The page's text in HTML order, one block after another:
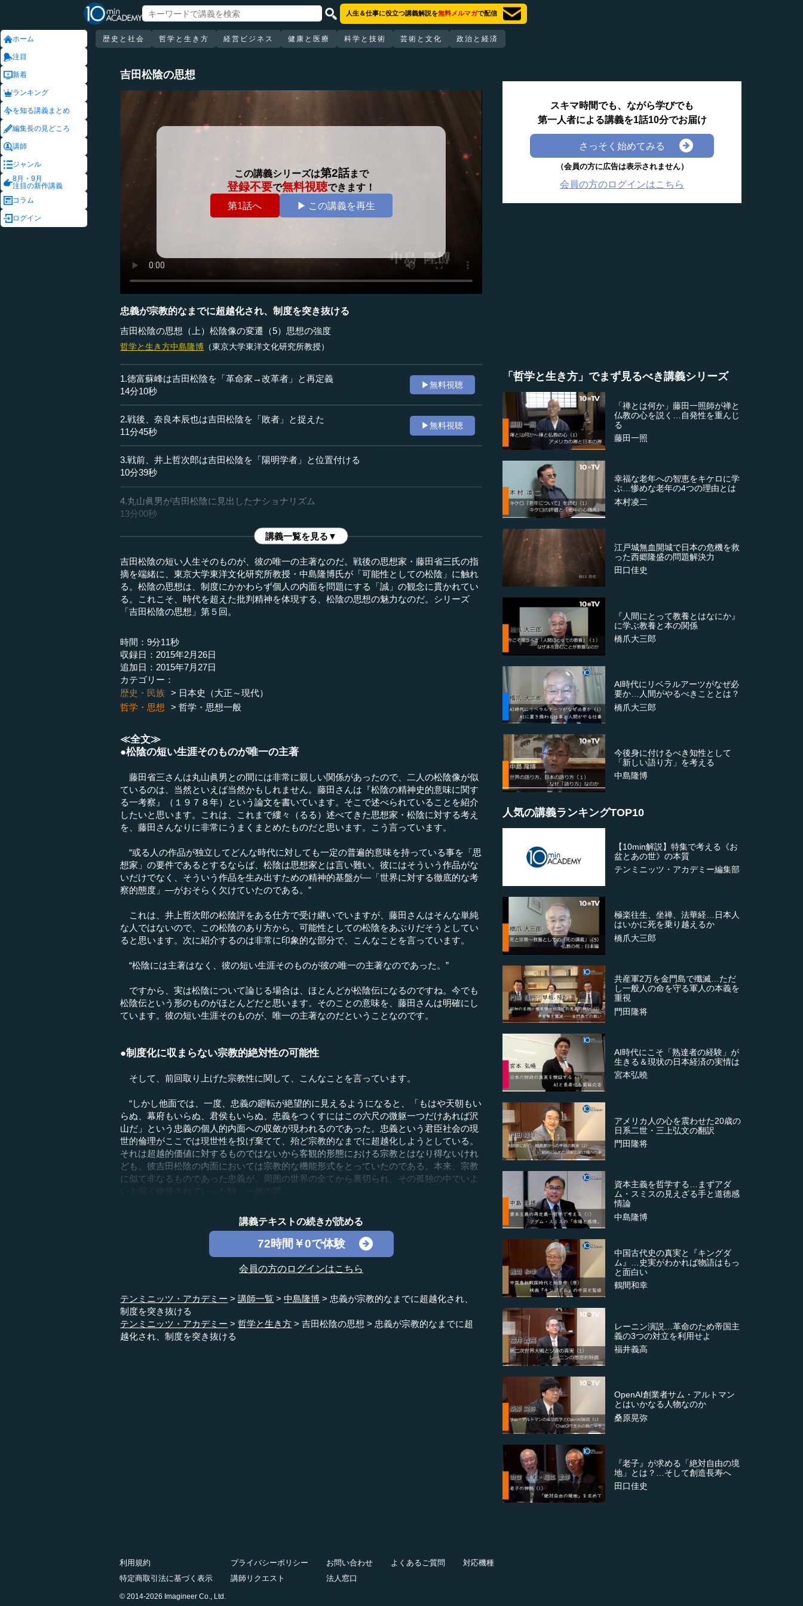
ホーム
注目
新着
ランキング
を知る講義まとめ
編集長の見どころ
講師
ジャンル
8月・9月
注目の新作講義
コラム
ログイン
人生＆仕事に役立つ講義解説を無料メルマガで配信
歴史と社会 哲学と生き方 経営ビジネス 健康と医療 科学と技術 芸術と文化 政治と経済
吉田松陰の思想
この講義シリーズは第2話まで
登録不要で無料視聴できます！
第1話へ
▶ この講義を再生
忠義が宗教的なまでに超越化され、制度を突き抜ける
吉田松陰の思想（上）松陰像の変遷（5）思想の強度
哲学と生き方中島隆博 （東京大学東洋文化研究所教授）
1.徳富蘇峰は吉田松陰を「革命家→改革者」と再定義
14分10秒
▶無料視聴
2.戦後、奈良本辰也は吉田松陰を「敗者」と捉えた
11分45秒
▶無料視聴
3.戦前、井上哲次郎は吉田松陰を「陽明学者」と位置付ける
10分39秒
4.丸山眞男が吉田松陰に見出したナショナリズム
13分00秒
講義一覧を見る▼
吉田松陰の短い人生そのものが、彼の唯一の主著なのだ。戦後の思想家・藤田省三氏の指
摘を端緒に、東京大学東洋文化研究所教授・中島隆博氏が「可能性としての松陰」に触れ
る。松陰の思想は、制度にかかわらず個人の内面を問題にする「誠」の観念に貫かれてい
る。これこそ、時代を超えた批判精神を体現する、松陰の思想の魅力なのだ。シリーズ
「吉田松陰の思想」第５回。
時間：9分11秒
収録日：2015年2月26日
追加日：2015年7月27日
カテゴリー：
歴史・民族
日本史（大正～現代）
哲学・思想
哲学・思想一般
≪全文≫
●松陰の短い生涯そのものが唯一の主著
藤田省三さんは丸山眞男との間には非常に親しい関係があったので、二人の松陰像が似
ているのは、当然といえば当然かもしれません。藤田さんは『松陰の精神史的意味に関す
る一考察』（１９７８年）という論文を書いています。そこで述べられていることを紹介
したいと思います。これは、これまで縷々（るる）述べてきた思想家・松陰に対する考え
を、藤田さんなりに非常にうまくまとめたものだと思います。こう言っています。
“或る人の作品が独立してどんな時代に対しても一定の普遍的意味を持っている事を「思
想家」の要件であるとするならば、松陰は思想家とは言い難い。彼にはそういう作品がな
いだけでなく、そういう作品を生み出すための精神的基盤が―「世界に対する徹底的な考
察的態度」―がおそらく欠けていたのである。”
これは、井上哲次郎の松陰評をある仕方で受け継いでいますが、藤田さんはそんな単純
な人ではないので、この松陰のあり方から、可能性としての松陰をあぶりだそうとしてい
ると思います。次に紹介するのは非常に印象的な部分で、こんなことを言っています。
“松陰には主著はなく、彼の短い生涯そのものが彼の唯一の主著なのであった。”
ですから、実は松陰について論じる場合は、ほとんどが松陰伝になるのですね。今でも
松陰伝という形のものがほとんどだと思います。そのことの意味を、藤田さんは明確にし
ています。彼の短い生涯そのものが、唯一の主著なのだということなのです。
●制度化に収まらない宗教的絶対性の可能性
そして、前回取り上げた宗教性に関して、こんなことを言っています。
“しかし他面では、一度、忠義の廻転が絶望的に見えるようになると、「もはや天朝もい
らぬ、幕府もいらぬ、君侯もいらぬ、忠義をつくすにはこの六尺の微躯一つだけあれば沢
山だ」という忠義の個人的内面への収斂が現われるのであった。忠義という君臣社会の現
世的倫理がここでは現世性を投げ棄てて、殆ど宗教的なまでに超越化しようとしている。
それは超越的価値に対するものではないから客観的形態における宗教とはなり得ないけれ
ども、彼吉田松陰の内面においては宗教的な機能形式をとっていたのである。本来、宗教
に似て非なるものであった忠義が、周囲の世界の全てから裏切られ、その孤独の中でいよ
講義テキストの続きが読める
72時間￥0で体験
会員の方のログインはこちら
テンミニッツ・アカデミー 講師一覧 中島隆博
忠義が宗教的なまでに超越化され、
制度を突き抜ける
テンミニッツ・アカデミー
哲学と生き方 吉田松陰の思想
忠義が宗教的なまでに超
越化され、制度を突き抜ける
スキマ時間でも、ながら学びでも
第一人者による講義を1話10分でお届け
さっそく始めてみる
（会員の方に広告は表示されません）
会員の方のログインはこちら
「哲学と生き方」でまず見るべき講義シリーズ
「禅とは何か」藤田一照師が禅と
仏教の心を説く…自発性を重んじ
る
藤田一照
幸福な老年への智恵をキケロに学
ぶ…惨めな老年の4つの理由とは
本村凌二
江戸城無血開城で日本の危機を救
った西郷隆盛の問題解決力
田口佳史
『人間にとって教養とはなにか』
に学ぶ教養と本の関係
橋爪大三郎
AI時代にリベラルアーツがなぜ必
要か…人間がやるべきこととは？
橋爪大三郎
今後身に付けるべき知性として
「新しい語り方」を考える
中島隆博
人気の講義ランキングTOP10
【10min解説】特集で考える《お
盆とあの世》の本質
テンミニッツ・アカデミー編集部
極楽往生、坐禅、法華経…日本人
はいかに死を乗り越えるか
橋爪大三郎
共産軍2万を金門島で殲滅…ただ
し一般人の命を守る軍人の本義を
重視
門田隆将
AI時代にこそ「熟達者の経験」が
生きる＆現状の日本経済の実情は
宮本弘曉
アメリカ人の心を震わせた20歳の
日系二世・三上弘文の翻訳
門田隆将
資本主義を哲学する…まずアダ
ム・スミスの見えざる手と道徳感
情論
中島隆博
中国古代史の真実と『キングダ
ム』…史実がわかれば物語はもっ
と面白い
鶴間和幸
レーニン演説…革命のため帝国主
義の3つの対立を利用せよ
福井義高
OpenAI創業者サム・アルトマン
とはいかなる人物なのか
桑原晃弥
『老子』が求める「絶対自由の境
地」とは？…そして創造長寿へ
田口佳史
利用規約 プライバシーポリシー お問い合わせ よくあるご質問
対応機種
特定商取引法に基づく表示
講師リクエスト 法人窓口
© 2014-2026 Imagineer Co., Ltd.